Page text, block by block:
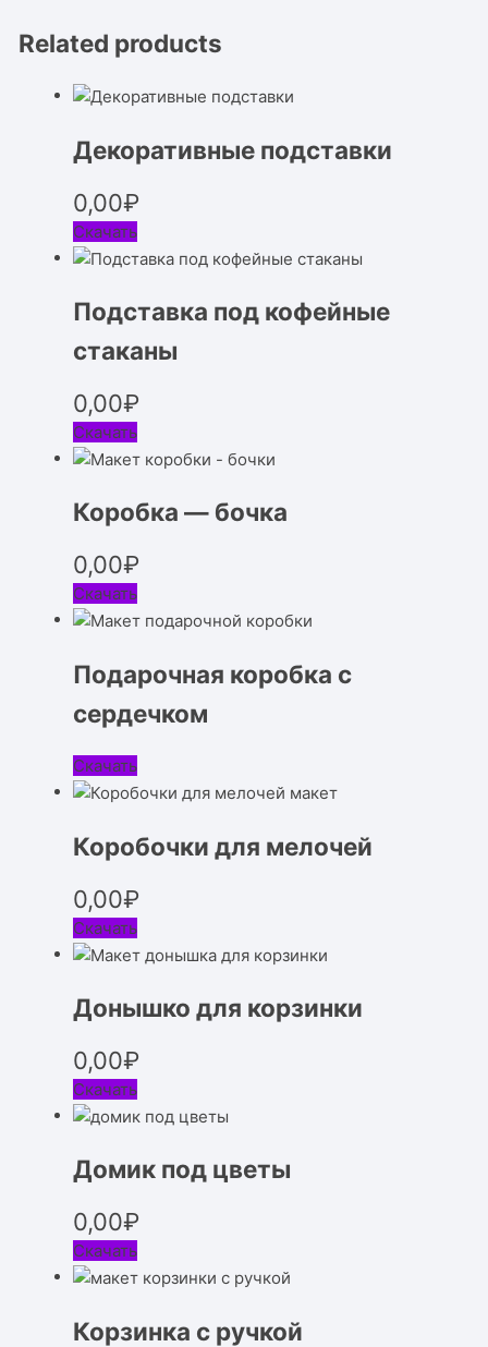
Related products
Декоративные подставки
0,00₽
Скачать
Подставка под кофейные
стаканы
0,00₽
Скачать
Коробка — бочка
0,00₽
Скачать
Подарочная коробка с
сердечком
Скачать
Коробочки для мелочей
0,00₽
Скачать
Донышко для корзинки
0,00₽
Скачать
Домик под цветы
0,00₽
Скачать
Корзинка с ручкой